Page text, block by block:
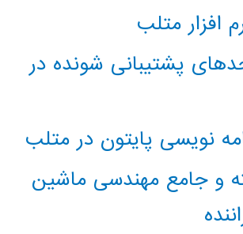
افزار متلب
پشتیبانی شونده در
نویسی پایتون در متلب
و جامع مهندسی ماشین